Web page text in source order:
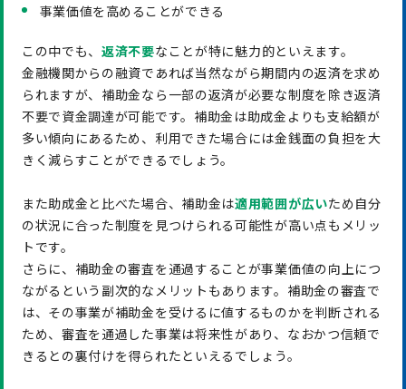
事業価値を高めることができる
この中でも、返済不要なことが特に魅力的といえます。
金融機関からの融資であれば当然ながら期間内の返済を求め
られますが、補助金なら一部の返済が必要な制度を除き返済
不要で資金調達が可能です。補助金は助成金よりも支給額が
多い傾向にあるため、利用できた場合には金銭面の負担を大
きく減らすことができるでしょう。
また助成金と比べた場合、補助金は適用範囲が広いため自分
の状況に合った制度を見つけられる可能性が高い点もメリッ
トです。
さらに、補助金の審査を通過することが事業価値の向上につ
ながるという副次的なメリットもあります。補助金の審査で
は、その事業が補助金を受けるに値するものかを判断される
ため、審査を通過した事業は将来性があり、なおかつ信頼で
きるとの裏付けを得られたといえるでしょう。